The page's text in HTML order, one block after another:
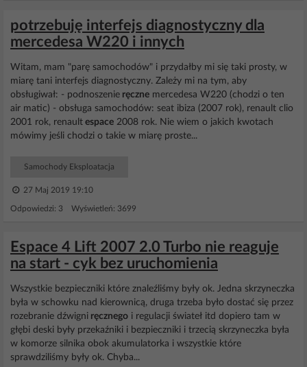
potrzebuję interfejs diagnostyczny dla
mercedesa W220 i innych
Witam, mam "parę samochodów" i przydałby mi się taki prosty, w
miarę tani interfejs diagnostyczny. Zależy mi na tym, aby
obsługiwał: - podnoszenie ręczne mercedesa W220 (chodzi o ten
air matic) - obsługa samochodów: seat ibiza (2007 rok), renault clio
2001 rok, renault espace 2008 rok. Nie wiem o jakich kwotach
mówimy jeśli chodzi o takie w miarę proste...
Samochody Eksploatacja
27 Maj 2019 19:10
Odpowiedzi: 3 Wyświetleń: 3699
Espace 4 Lift 2007 2.0 Turbo nie reaguje
na start - cyk bez uruchomienia
Wszystkie bezpieczniki które znaleźliśmy były ok. Jedna skrzyneczka
była w schowku nad kierownicą, druga trzeba było dostać się przez
rozebranie dźwigni ręcznego i regulacji świateł itd dopiero tam w
głębi deski były przekaźniki i bezpieczniki i trzecią skrzyneczka była
w komorze silnika obok akumulatorka i wszystkie które
sprawdziliśmy były ok. Chyba...